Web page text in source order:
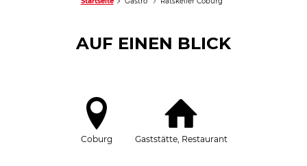
AUF EINEN BLICK
Coburg Gaststätte, Restaurant